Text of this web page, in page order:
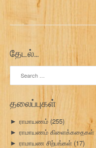
தேடல்…
தலைப்புகள்
► ராமாயணம் (255)
► ராமாயணம் கிளைக்கதைகள்
► ராமாயண சிற்பங்கள் (17)